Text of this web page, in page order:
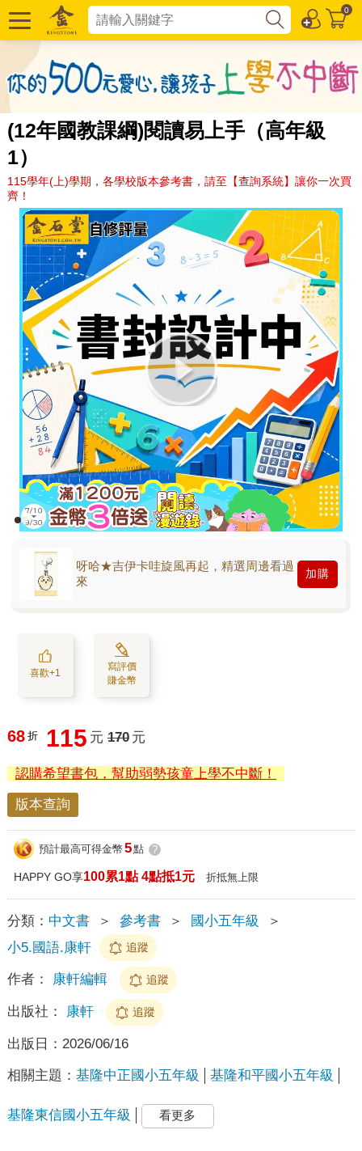
0
(12年國教課綱)閱讀易上手（高年級
1）
115學年(上)學期，各學校版本參考書，請至【查詢系統】讓你一次買
齊！
呀哈★吉伊卡哇旋風再起，精選周邊看過
來
加購
喜歡+1
寫評價
賺金幣
68 折 115 元 170 元
認購希望書包，幫助弱勢孩童上學不中斷！
版本查詢
預計最高可得金幣 5點 ?
HAPPY GO享100累1點 4點抵1元 折抵無上限
分類： 中文書 ＞ 參考書 ＞ 國小五年級
＞
小5.國語.康軒
追蹤
作者： 康軒編輯 追蹤
出版社： 康軒 追蹤
出版日： 2026/06/16
相關主題： 基隆中正國小五年級 基隆和平國小五年級
基隆東信國小五年級 看更多